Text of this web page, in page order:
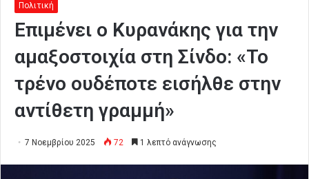
Πολιτική
Επιμένει ο Κυρανάκης για την
αμαξοστοιχία στη Σίνδο: «Το
τρένο ουδέποτε εισήλθε στην
αντίθετη γραμμή»
7 Νοεμβρίου 2025 72 1 λεπτό ανάγνωσης